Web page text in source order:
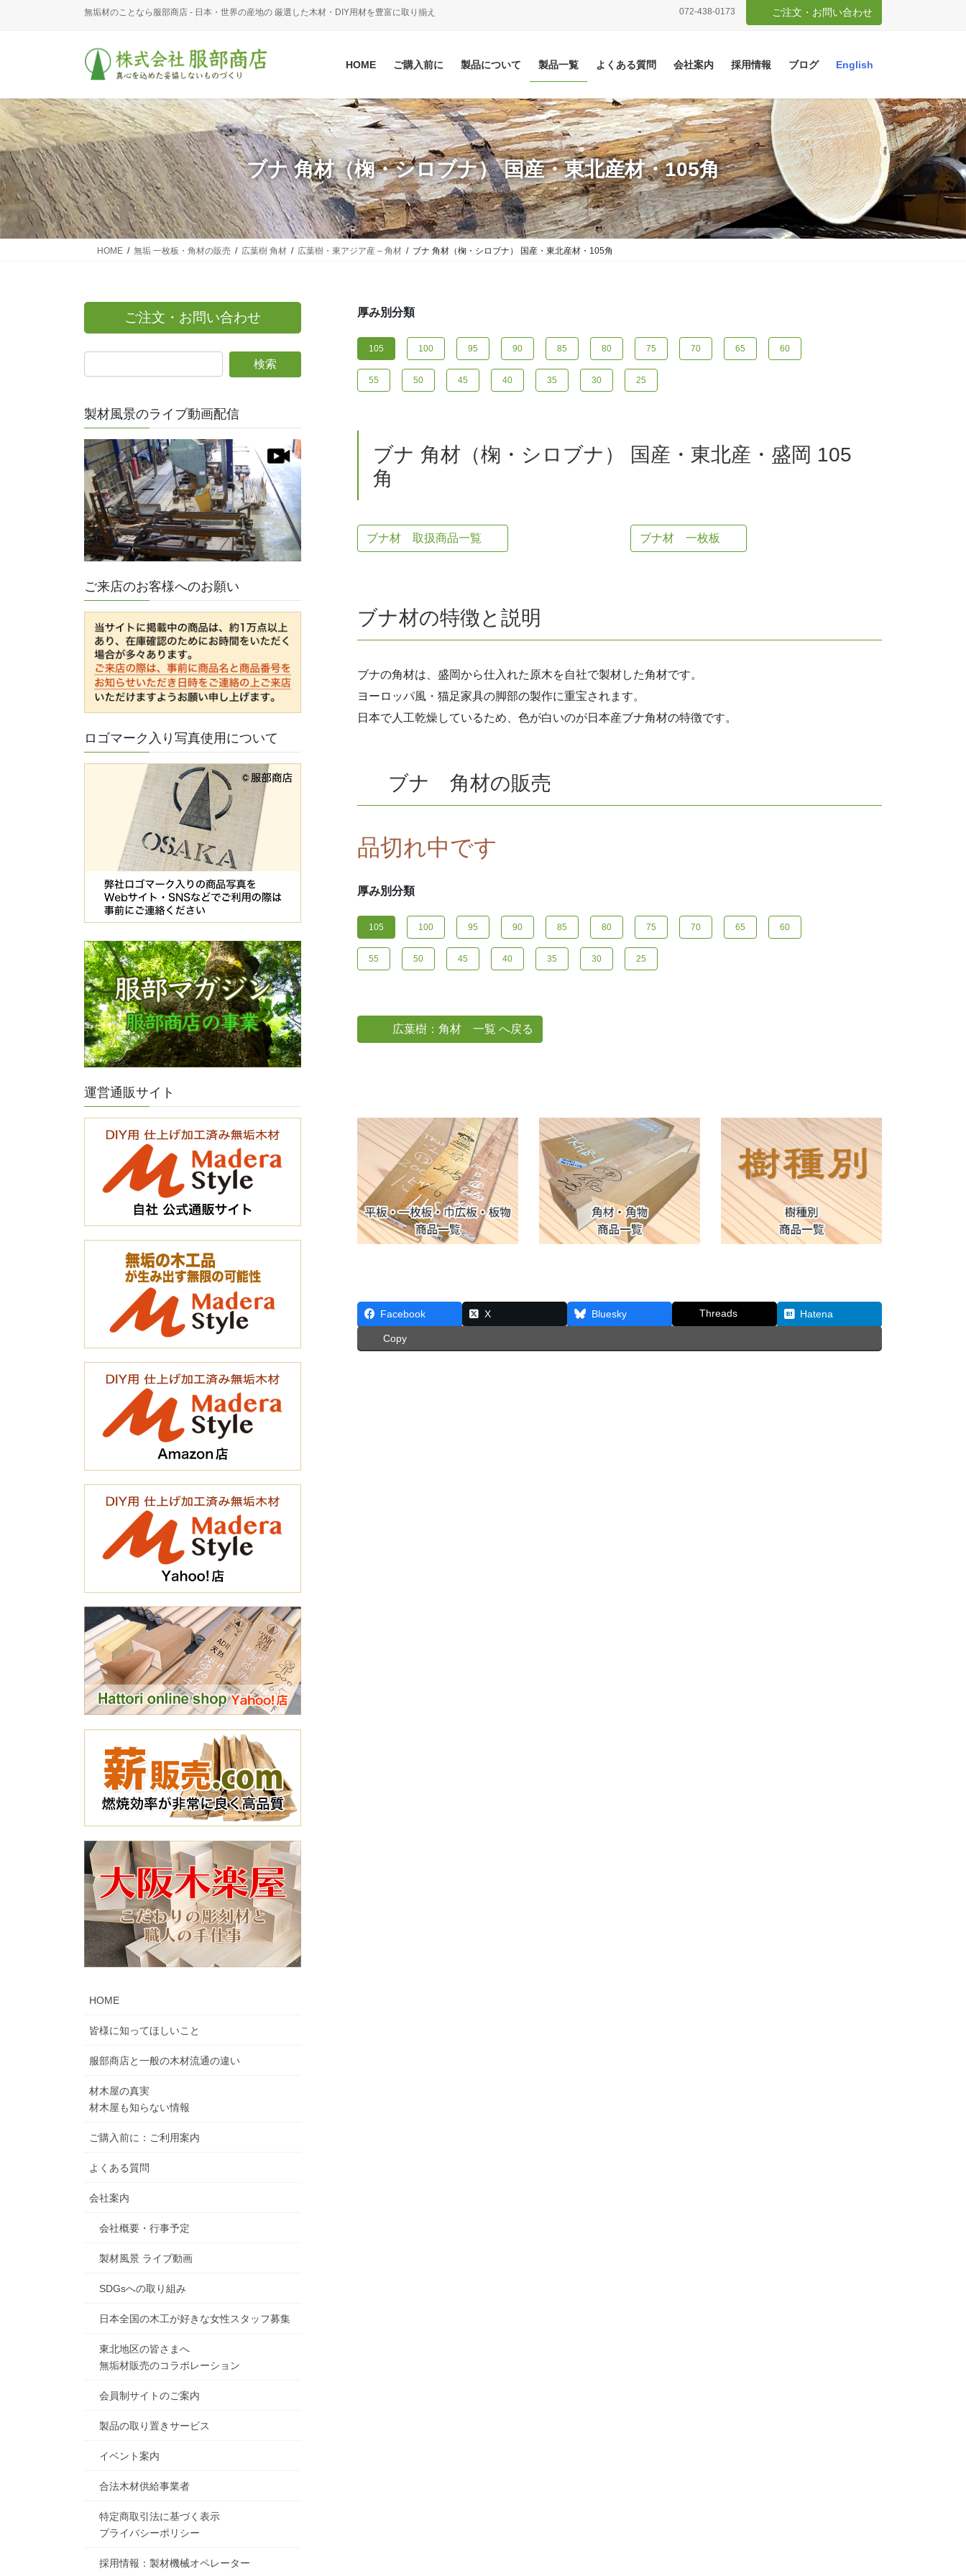
移
動
ン
に
移
動
無垢材のことなら服部商店 - 日本・世界の産地の 厳選した木材・DIY用材を豊富に取り揃え 072-438-0173 ご注文・お問い合わせ
HOME ご購入前に 製品について 製品一覧 よくある質問 会社案内 採用情報 ブログ English
ブナ 角材（椈・シロブナ） 国産・東北産材・105角
HOME 無垢 一枚板・角材の販売 広葉樹 角材 広葉樹・東アジア産 – 角材 ブナ 角材（椈・シロブナ） 国産・東北産材・105角
厚み別分類
105 100 95 90 85 80 75 70 65 60
55 50 45 40 35 30 25
ブナ 角材（椈・シロブナ） 国産・東北産・盛岡 105
角
ブナ材 取扱商品一覧 ブナ材 一枚板
ブナ材の特徴と説明
ブナの角材は、盛岡から仕入れた原木を自社で製材した角材です。
ヨーロッパ風・猫足家具の脚部の製作に重宝されます。
日本で人工乾燥しているため、色が白いのが日本産ブナ角材の特徴です。
ブナ 角材の販売
品切れ中です
厚み別分類
105 100 95 90 85 80 75 70 65 60
55 50 45 40 35 30 25
広葉樹：角材 一覧 へ戻る
Facebook X Bluesky Threads Hatena
Copy
ご注文・お問い合わせ
製材風景のライブ動画配信
ご来店のお客様へのお願い
ロゴマーク入り写真使用について
運営通販サイト
HOME
皆様に知ってほしいこと
服部商店と一般の木材流通の違い
材木屋の真実
材木屋も知らない情報
ご購入前に：ご利用案内
よくある質問
会社案内
会社概要・行事予定
製材風景 ライブ動画
SDGsへの取り組み
日本全国の木工が好きな女性スタッフ募集
東北地区の皆さまへ
無垢材販売のコラボレーション
会員制サイトのご案内
製品の取り置きサービス
イベント案内
合法木材供給事業者
特定商取引法に基づく表示
プライバシーポリシー
採用情報：製材機械オペレーター